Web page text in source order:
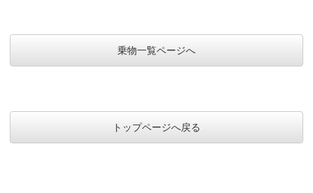
乗物一覧ページへ
トップページへ戻る